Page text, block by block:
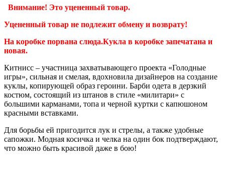
Внимание! Это уцененный товар.
Уцененный товар не подлежит обмену и возврату!
На коробке порвана слюда.Кукла в коробке запечатана и
новая.
Китнисс – участница захватывающего проекта «Голодные
игры», сильная и смелая, вдохновила дизайнеров на создание
куклы, копирующей образ героини. Барби одета в дерзкий
костюм, состоящий из штанов в стиле «милитари» с
большими карманами, топа и черной куртки с капюшоном
красными вставками.
Для борьбы ей пригодится лук и стрелы, а также удобные
сапожки. Модная косичка и челка на один бок подтверждают,
что можно быть красивой даже в бою!